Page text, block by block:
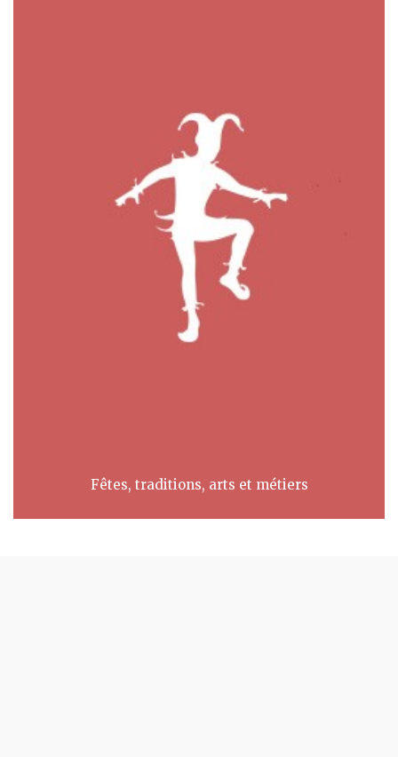
Fêtes, traditions, arts et métiers